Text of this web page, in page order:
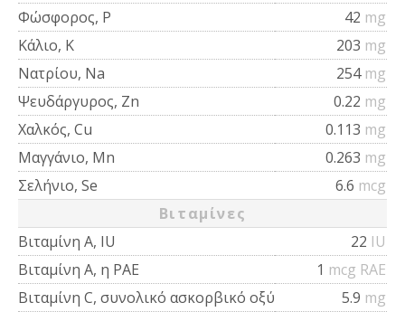
Φώσφορος, P
42 mg
Κάλιο, K
203 mg
Νατρίου, Na
254 mg
Ψευδάργυρος, Zn
0.22 mg
Χαλκός, Cu
0.113 mg
Μαγγάνιο, Mn
0.263 mg
Σελήνιο, Se
6.6 mcg
Βιταμίνες
Βιταμίνη Α, IU
22 IU
Βιταμίνη Α, η ΡΑΕ
1 mcg RAE
Βιταμίνη C, συνολικό ασκορβικό οξύ
5.9 mg